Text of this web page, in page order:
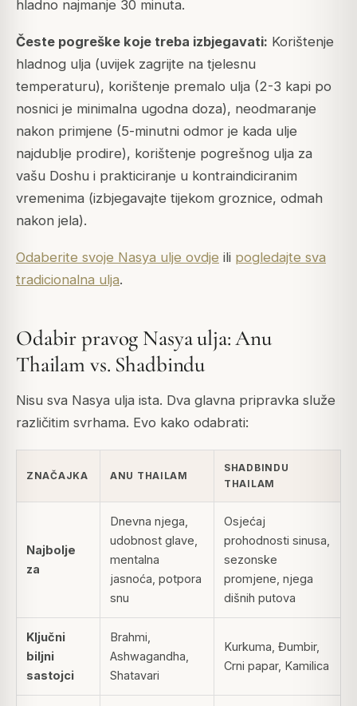
hladno najmanje 30 minuta.
Česte pogreške koje treba izbjegavati: Korištenje
hladnog ulja (uvijek zagrijte na tjelesnu
temperaturu), korištenje premalo ulja (2-3 kapi po
nosnici je minimalna ugodna doza), neodmaranje
nakon primjene (5-minutni odmor je kada ulje
najdublje prodire), korištenje pogrešnog ulja za
vašu Doshu i prakticiranje u kontraindiciranim
vremenima (izbjegavajte tijekom groznice, odmah
nakon jela).
Odaberite svoje Nasya ulje ovdje ili pogledajte sva
tradicionalna ulja.
Odabir pravog Nasya ulja: Anu
Thailam vs. Shadbindu
Nisu sva Nasya ulja ista. Dva glavna pripravka služe
različitim svrhama. Evo kako odabrati:
ZNAČAJKA ANU THAILAM
SHADBINDU
THAILAM
Najbolje
za
Dnevna njega,
udobnost glave,
mentalna
jasnoća, potpora
snu
Osjećaj
prohodnosti sinusa,
sezonske
promjene, njega
dišnih putova
Ključni
biljni
sastojci
Brahmi,
Ashwagandha,
Shatavari
Kurkuma, Đumbir,
Crni papar, Kamilica